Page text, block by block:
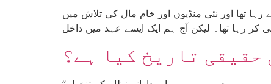
تھا اور نئی منڈیوں اور خام مال کی تلاش میں
حقیقی تاریخ کیا ہے؟